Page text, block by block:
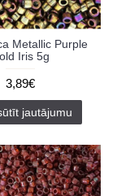
Metallic Purple
Iris 5g
3,89€
jautājumu